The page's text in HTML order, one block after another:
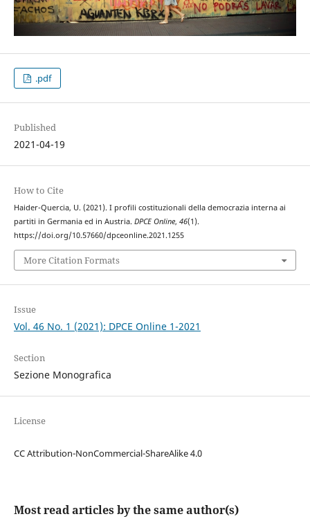
.pdf
Published
2021-04-19
How to Cite
Haider-Quercia, U. (2021). I profili costituzionali della democrazia interna ai
partiti in Germania ed in Austria. DPCE Online, 46(1).
https://doi.org/10.57660/dpceonline.2021.1255
More Citation Formats
Issue
Vol. 46 No. 1 (2021): DPCE Online 1-2021
Section
Sezione Monografica
License
CC Attribution-NonCommercial-ShareAlike 4.0
Most read articles by the same author(s)